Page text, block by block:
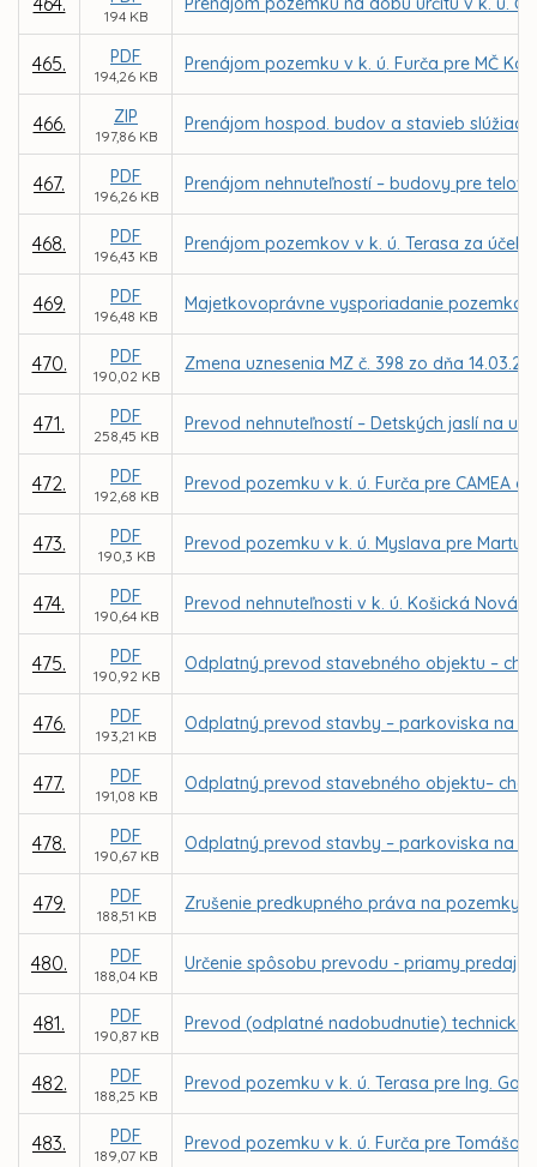
194 KB
465. PDF
194,26 KB
Prenájom pozemku v k. ú. Furča pre MČ
466. ZIP
197,86 KB
Prenájom hospod. budov a stavieb
467. PDF
196,26 KB
Prenájom nehnuteľností – budovy pre
468. PDF
196,43 KB
Prenájom pozemkov v k. ú. Terasa za
469. PDF
196,48 KB
Majetkovoprávne vysporiadanie
470. PDF
190,02 KB
Zmena uznesenia MZ č. 398 zo dňa
471. PDF
258,45 KB
Prevod nehnuteľností – Detských jaslí na
472. PDF
192,68 KB
Prevod pozemku v k. ú. Furča pre CAMEA
473. PDF
190,3 KB
Prevod pozemku v k. ú. Myslava pre
474. PDF
190,64 KB
Prevod nehnuteľnosti v k. ú. Košická Nová
475. PDF
190,92 KB
Odplatný prevod stavebného objektu –
476. PDF
193,21 KB
Odplatný prevod stavby – parkoviska na
477. PDF
191,08 KB
Odplatný prevod stavebného objektu–
478. PDF
190,67 KB
Odplatný prevod stavby – parkoviska na
479. PDF
188,51 KB
Zrušenie predkupného práva na pozemky
480. PDF
188,04 KB
Určenie spôsobu prevodu - priamy predaj
481. PDF
190,87 KB
Prevod (odplatné nadobudnutie)
482. PDF
188,25 KB
Prevod pozemku v k. ú. Terasa pre Ing.
483. PDF
189,07 KB
Prevod pozemku v k. ú. Furča pre Tomáša